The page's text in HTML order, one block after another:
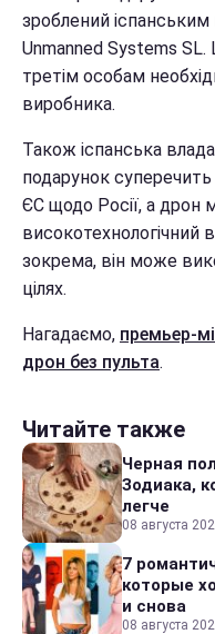
зроблений
Unmanned Systems SL.
третім особам
виробника.
Також іспанська
подарунок
ЄС щодо Росії, а дрон
високотехнологічний
зокрема, він може
цілях.
Нагадаємо, премьер-
дрон без пульта.
Читайте также
Черная
Зодиака,
легче
08 августа
7
которые
и снова
08 августа